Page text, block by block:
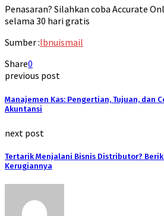
Penasaran? Silahkan coba Accurate
selama 30 hari gratis
Sumber :Ibnuismail
Share0
previous post
Manajemen Kas: Pengertian, Tujuan, dan
Akuntansi
next post
Tertarik Menjalani Bisnis Distributor?
Kerugiannya